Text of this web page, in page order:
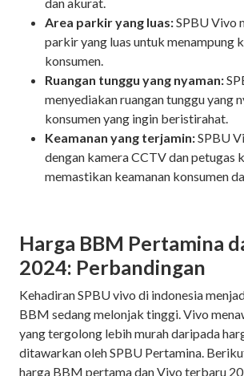
dan akurat.
Area parkir yang luas:SPBU Vivo
parkir yang luas untuk menampung
konsumen.
Ruangan tunggu yang nyaman:
menyediakan ruangan tunggu yang
konsumen yang ingin beristirahat.
Keamanan yang terjamin:SPBU
dengan kamera CCTV dan petugas
memastikan keamanan konsumen
Harga BBM Pertamina
2024: Perbandingan
Kehadiran SPBU vivo di indonesia
BBM sedang melonjak tinggi. Vivo
yang tergolong lebih murah daripada
ditawarkan oleh SPBU Pertamina.
harga BBM pertama dan Vivo terbaru